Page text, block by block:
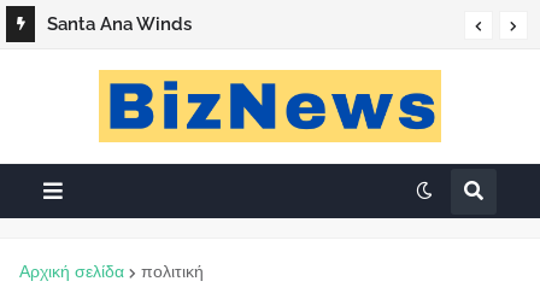
Santa Ana Winds
Αρχική σελίδα πολιτική